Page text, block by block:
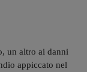
un altro ai danni
appiccato nel